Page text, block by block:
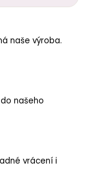
naše výroba.
našeho
vrácení i